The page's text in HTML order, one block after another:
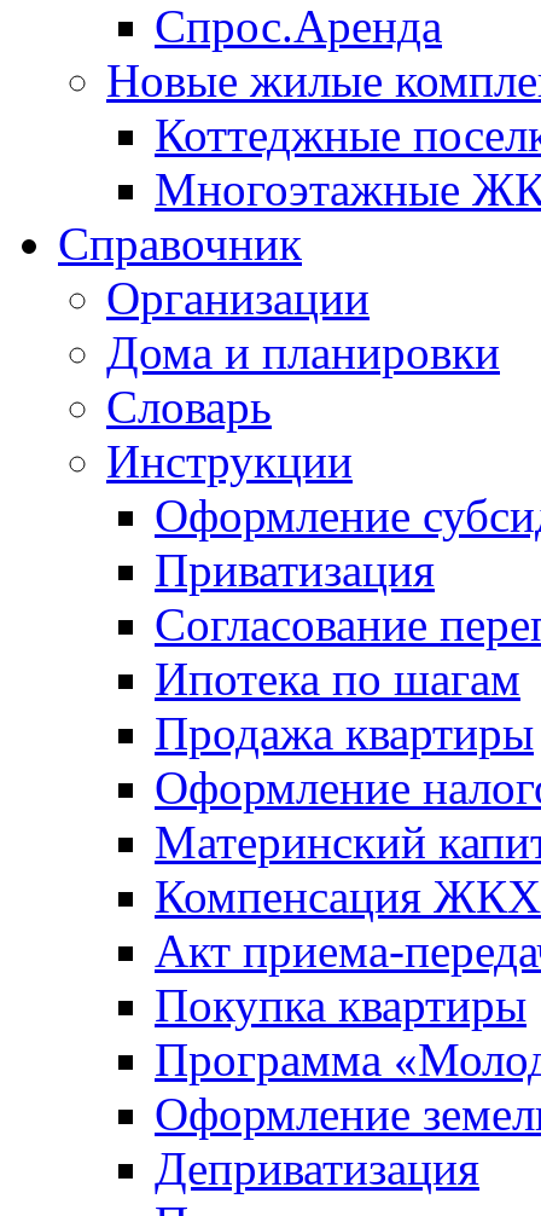
Спрос.Аренда
Новые жилые
Коттеджные
Многоэтажные
Справочник
Организации
Дома и планировки
Словарь
Инструкции
Оформление
Приватизация
Согласование
Ипотека по шагам
Продажа квартиры
Оформление
Материнский
Компенсация ЖКХ
Акт приема-
Покупка квартиры
Программа
Оформление
Деприватизация